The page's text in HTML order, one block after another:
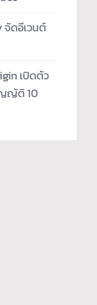
จัดอีเวนต์
เปิดตัว
ญัติ 10